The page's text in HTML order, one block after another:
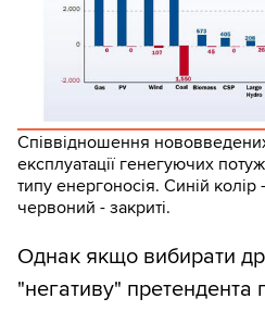
Співвідношення
експлуатації генегуючих
типу енергоносія. Синій колір
червоний - закриті.
Однак якщо вибирати
"негативу" претендента